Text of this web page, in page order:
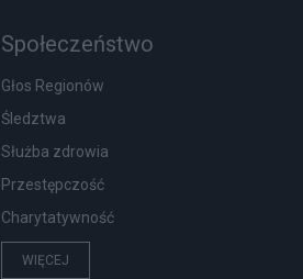
Społeczeństwo
Głos Regionów
Śledztwa
Służba zdrowia
Przestępczość
Charytatywność
WIĘCEJ